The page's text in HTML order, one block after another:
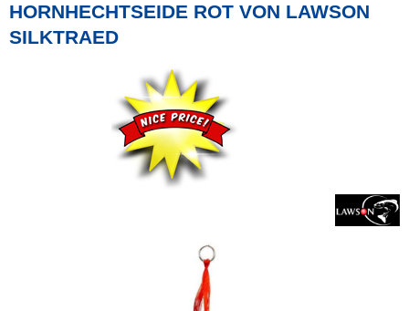
HORNHECHTSEIDE ROT VON LAWSON
SILKTRAED